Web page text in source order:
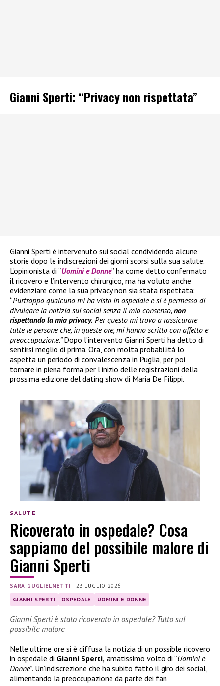
Gianni Sperti: “Privacy non rispettata”
Gianni Sperti è intervenuto sui social condividendo alcune
storie dopo le indiscrezioni dei giorni scorsi sulla sua salute.
L’opinionista di “Uomini e Donne” ha come detto confermato
il ricovero e l’intervento chirurgico, ma ha voluto anche
evidenziare come la sua privacy non sia stata rispettata:
“Purtroppo qualcuno mi ha visto in ospedale e si è permesso di
divulgare la notizia sui social senza il mio consenso, non
rispettando la mia privacy. Per questo mi trovo a rassicurare
tutte le persone che, in queste ore, mi hanno scritto con affetto e
preoccupazione.”Dopo l’intervento Gianni Sperti ha detto di
sentirsi meglio di prima. Ora, con molta probabilità lo
aspetta un periodo di convalescenza in Puglia, per poi
tornare in piena forma per l’inizio delle registrazioni della
prossima edizione del dating show di Maria De Filippi.
SALUTE
Ricoverato in ospedale? Cosa
sappiamo del possibile malore di
Gianni Sperti
SARA GUGLIELMETTI |23 LUGLIO 2026
GIANNI SPERTI OSPEDALE UOMINI E DONNE
Gianni Sperti è stato ricoverato in ospedale? Tutto sul
possibile malore
Nelle ultime ore si è diffusa la notizia di un possible ricovero
in ospedale di Gianni Sperti, amatissimo volto di “Uomini e
Donne”. Un’indiscrezione che ha subito fatto il giro dei social,
alimentando la preoccupazione da parte dei fan